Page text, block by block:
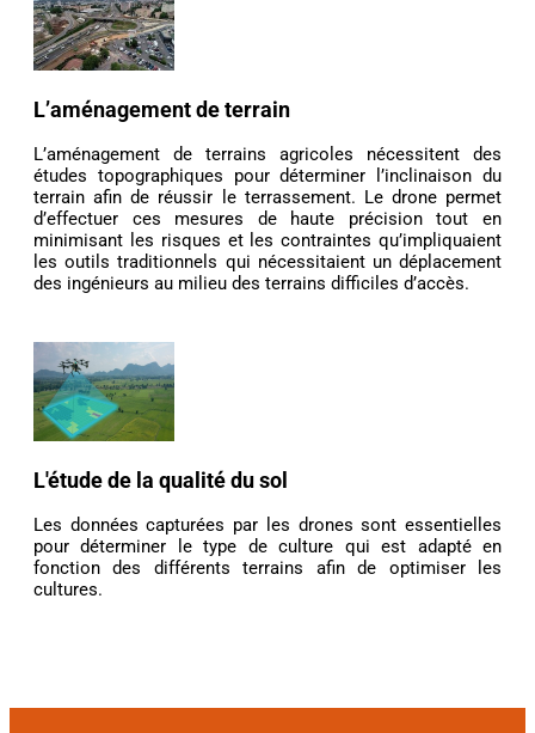
L’aménagement de terrain
L’aménagement de terrains agricoles nécessitent des
études topographiques pour déterminer l’inclinaison du
terrain afin de réussir le terrassement. Le drone permet
d’effectuer ces mesures de haute précision tout en
minimisant les risques et les contraintes qu’impliquaient
les outils traditionnels qui nécessitaient un déplacement
des ingénieurs au milieu des terrains difficiles d’accès.
L'étude de la qualité du sol
Les données capturées par les drones sont essentielles
pour déterminer le type de culture qui est adapté en
fonction des différents terrains afin de optimiser les
cultures.